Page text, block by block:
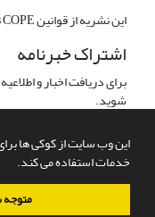
این وب سایت از کوکی ها
خدمات استفاده می کند.
این نشریه از قوانین COPE تبعیت میکند.
اشتراک خبرنامه
برای دریافت اخبار و
شوید.